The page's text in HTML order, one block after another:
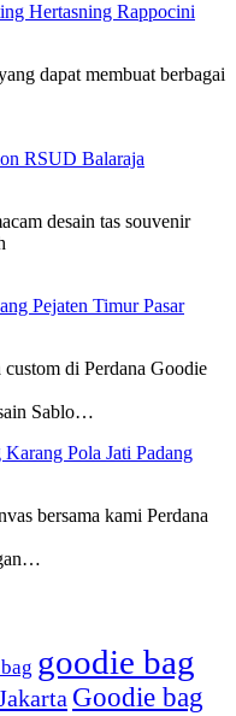
Hertasning Rappocini
dapat membuat berbagai
RSUD Balaraja
desain tas souvenir
Pejaten Timur Pasar
di Perdana Goodie
Sablo…
Pola Jati Padang
bersama kami Perdana
goodie bag
Goodie bag